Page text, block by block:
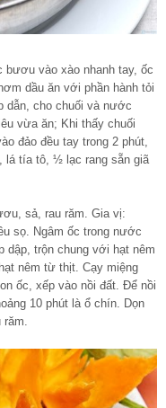
vào xào nhanh tay, ốc
dầu ăn với phần hành tỏi
dẫn, cho chuối và nước
vừa ăn; Khi thấy chuối
đảo đều tay trong 2 phút,
lá tía tô, ½ lạc rang sẵn giã
sả, rau răm. Gia vị:
sọ. Ngâm ốc trong nước
dập, trộn chung với hạt nêm
nêm từ thịt. Cạy miệng
ốc, xếp vào nồi đất. Để nồi
10 phút là ổ chín. Dọn